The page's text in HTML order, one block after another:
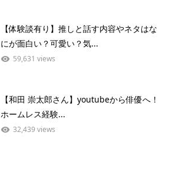
【体験談有り】推しと話す内容やネタはな
にが面白い？可愛い？気...
59,631 views
【和田 崇太郎さん】youtubeから俳優へ！
ホームレス経験...
32,439 views